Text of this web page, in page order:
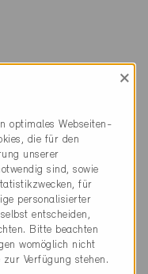
×
optimales Webseiten-
die für den
unserer
sind, sowie
für
personalisierter
entscheiden,
Bitte beachten
womöglich nicht
Verfügung stehen.